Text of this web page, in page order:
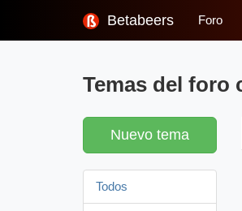
Betabeers Foro
Temas del foro
Nuevo tema
Todos